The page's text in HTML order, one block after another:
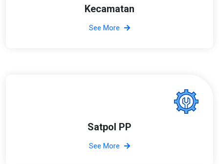
Kecamatan
See More
Satpol PP
See More